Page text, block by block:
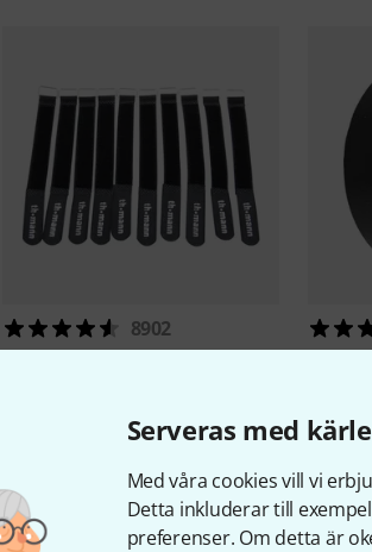
Serveras med
Med våra cookies vill vi
Detta inkluderar till
preferenser. Om detta är
8902
ThomannV2020 Black 10 Pack